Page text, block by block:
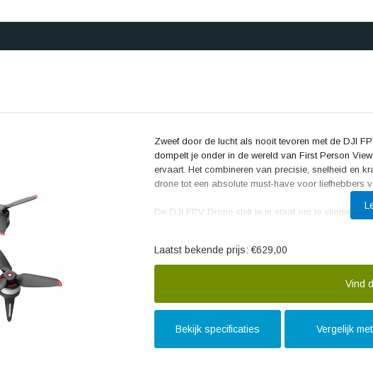
Zweef door de lucht als nooit tevoren met de DJI
dompelt je onder in de wereld van First Person
ervaart. Het combineren van precisie, snelheid en
drone tot een absolute must-have voor liefhebbers
De DJI FPV Drone stelt je in staat om te vliegen
kunnen concentreren op de vlucht en genieten van
Het gestroomlijnde design van de DJI FPV Drone
stellen om verbluffende luchtfoto's en video's vast
avonturen vastleggen en delen met vrienden en
Laatst bekende prijs: €629,00
Vind
Bekijk specificaties Vergelijk